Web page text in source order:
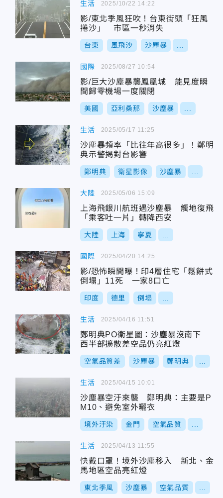
生活
影/東北季風狂吹！台東街頭「狂風
捲沙」 市區一秒消失
台東 風飛沙 沙塵暴
2025/10/22 14:22
國際
影/巨大沙塵暴襲鳳凰城 能見度瞬
間歸零機場一度關閉
美國 亞利桑那 沙塵暴
2025/08/27 10:54
生活
沙塵暴頻率「比往年高很多」！鄭明
典示警揭對台影響
鄭明典 衛星影像 沙塵暴
2025/05/17 11:25
大陸
上海飛銀川航班遇沙塵暴 觸地復飛
「乘客吐一片」轉降西安
大陸 上海 寧夏
2025/05/06 15:09
國際
影/恐怖瞬間曝！印4層住宅「鬆餅式
倒塌」11死 一家8口亡
印度 德里 倒塌
2025/04/20 14:25
生活
鄭明典PO衛星圖：沙塵暴沒南下
西半部擴散差空品仍亮紅燈
空氣品質差 沙塵暴 鄭明典
2025/04/16 11:51
生活
沙塵暴空汙來襲 鄭明典：主要是P
M10、避免室外曬衣
境外汙染 金門 空氣品質
2025/04/15 10:01
生活
快戴口罩！境外沙塵移入 新北、金
馬地區空品亮紅燈
東北季風 沙塵暴 空氣品質
2025/04/13 11:55